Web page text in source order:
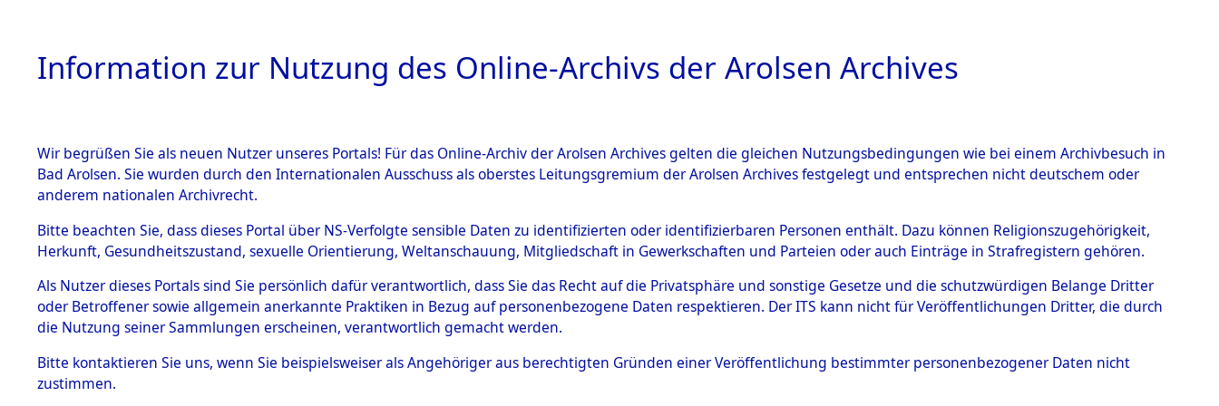
HOME BESTANDSBESCHREIBUNG ARCHIVALE ÜBERSICHT BILD
BESTÄNDE
Inhaftierungsdoku
mente
5. Verschiedenes
Todesmärsche
5.3.1 Alliierte
Ermittlungen zu den Orten Taxöldern - Waakirchen.→0002
(84606071)→0063 (84606134)
0063 (84606134)
Information zur Nutzung des Online-Archivs der Arolsen Archives
Wir begrüßen Sie als neuen Nutzer unseres Portals! Für das Online-Archiv der Arolsen Archives gelten die gleichen Nutzungsbedingungen wie bei einem Archivbesuch in
Bad Arolsen. Sie wurden durch den Internationalen Ausschuss als oberstes Leitungsgremium der Arolsen Archives festgelegt und entsprechen nicht deutschem oder
anderem nationalen Archivrecht.
Bitte beachten Sie, dass dieses Portal über NS-Verfolgte sensible Daten zu identifizierten oder identifizierbaren Personen enthält. Dazu können Religionszugehörigkeit,
Herkunft, Gesundheitszustand, sexuelle Orientierung, Weltanschauung, Mitgliedschaft in Gewerkschaften und Parteien oder auch Einträge in Strafregistern gehören.
Als Nutzer dieses Portals sind Sie persönlich dafür verantwortlich, dass Sie das Recht auf die Privatsphäre und sonstige Gesetze und die schutzwürdigen Belange Dritter
oder Betroffener sowie allgemein anerkannte Praktiken in Bezug auf personenbezogene Daten respektieren. Der ITS kann nicht für Veröffentlichungen Dritter, die durch
die Nutzung seiner Sammlungen erscheinen, verantwortlich gemacht werden.
Bitte kontaktieren Sie uns, wenn Sie beispielsweiser als Angehöriger aus berechtigten Gründen einer Veröffentlichung bestimmter personenbezogener Daten nicht
zustimmen.